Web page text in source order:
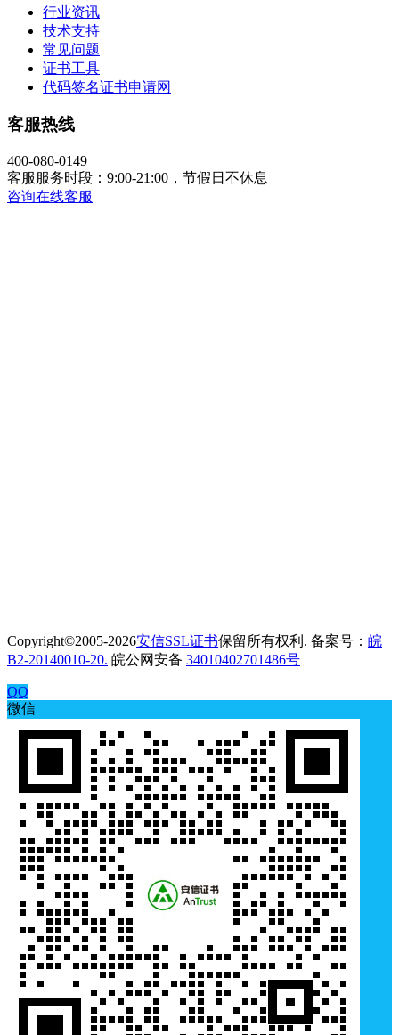
行业资讯
技术支持
常见问题
证书工具
代码签名证书申请网
客服热线
400-080-0149
客服服务时段：9:00-21:00，节假日不休息
咨询在线客服
Copyright©2005-2026安信SSL证书保留所有权利. 备案号： 皖
B2-20140010-20. 皖公网安备 34010402701486号
QQ
微信